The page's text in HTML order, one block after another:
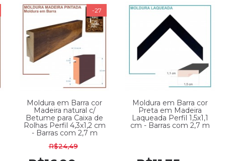
-27
%
Moldura em Barra cor
Madeira natural c/
Betume para Caixa de
Rolhas Perfil 4,3x1,2 cm
- Barras com 2,7 m
R$24,49
Moldura em Barra cor
Preta em Madeira
Laqueada Perfil 1,5x1,1
cm - Barras com 2,7 m